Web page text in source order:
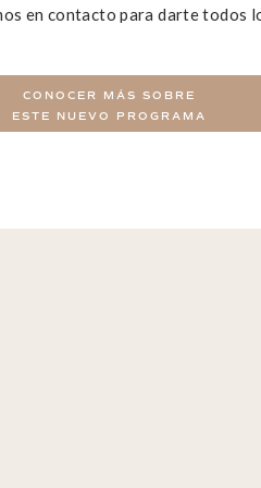
el frasco con agua caliente y
y la tapa en una olla.
el agua que quede dentro del
en contacto para darte todos
CONOCER MÁS SOBRE
ESTE NUEVO PROGRAMA